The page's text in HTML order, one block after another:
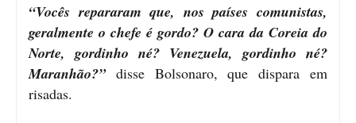
“Vocês repararam que, nos países comunistas,
geralmente o chefe é gordo? O cara da Coreia do
Norte, gordinho né? Venezuela, gordinho né?
Maranhão?” disse Bolsonaro, que dispara em
risadas.